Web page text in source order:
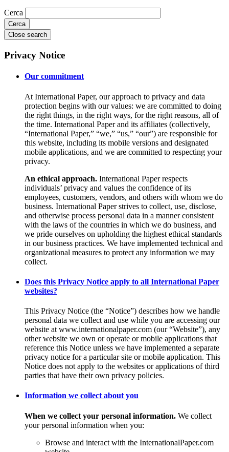
Cerca
Close search
Privacy Notice
Our commitment
At International Paper, our approach to privacy and data
protection begins with our values: we are committed to doing
the right things, in the right ways, for the right reasons, all of
the time. International Paper and its affiliates (collectively,
“International Paper,” “we,” “us,” “our”) are responsible for
this website, including its mobile versions and designated
mobile applications, and we are committed to respecting your
privacy.
An ethical approach. International Paper respects
individuals’ privacy and values the confidence of its
employees, customers, vendors, and others with whom we do
business. International Paper strives to collect, use, disclose,
and otherwise process personal data in a manner consistent
with the laws of the countries in which we do business, and
we pride ourselves on upholding the highest ethical standards
in our business practices. We have implemented technical and
organizational measures to protect any information we may
collect.
Does this Privacy Notice apply to all International Paper
websites?
This Privacy Notice (the “Notice”) describes how we handle
personal data we collect and use while you are accessing our
website at www.internationalpaper.com (our “Website”), any
other website we own or operate or mobile applications that
reference this Notice unless we have implemented a separate
privacy notice for a particular site or mobile application. This
Notice does not apply to the websites or applications of third
parties that have their own privacy policies.
Information we collect about you
When we collect your personal information. We collect
your personal information when you:
Browse and interact with the InternationalPaper.com